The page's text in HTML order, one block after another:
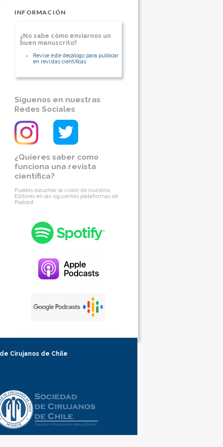
INFORMACIÓN
¿No sabe cómo enviarnos un
buen manuscrito?
Revise éste decálogo para publicar
en revistas científicas
Síguenos en nuestras
Redes Sociales
¿Quieres saber como
funciona una revista
científica?
Puedes escuchar la visión de nuestros
Editores en las siguientes plataformas de
Podcast
Cirujanos de Chile